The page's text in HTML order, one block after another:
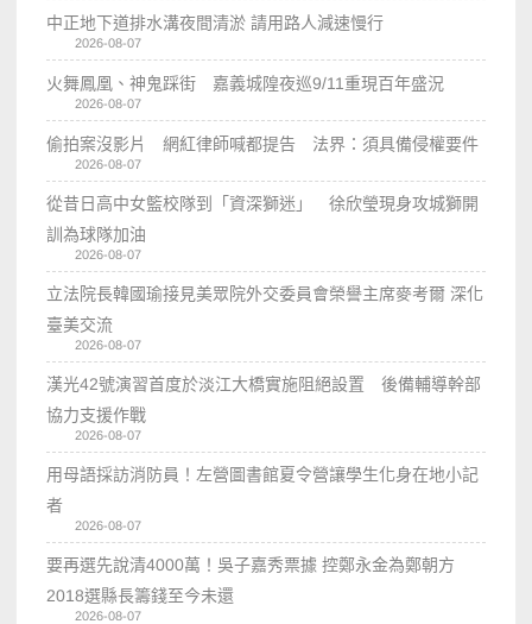
中正地下道排水溝夜間清淤 請用路人減速慢行
2026-08-07
火舞鳳凰、神鬼踩街 嘉義城隍夜巡9/11重現百年盛況
2026-08-07
偷拍案沒影片 網紅律師喊都提告 法界：須具備侵權要件
2026-08-07
從昔日高中女籃校隊到「資深獅迷」 徐欣瑩現身攻城獅開
訓為球隊加油
2026-08-07
立法院長韓國瑜接見美眾院外交委員會榮譽主席麥考爾 深化
臺美交流
2026-08-07
漢光42號演習首度於淡江大橋實施阻絕設置 後備輔導幹部
協力支援作戰
2026-08-07
用母語採訪消防員！左營圖書館夏令營讓學生化身在地小記
者
2026-08-07
要再選先說清4000萬！吳子嘉秀票據 控鄭永金為鄭朝方
2018選縣長籌錢至今未還
2026-08-07